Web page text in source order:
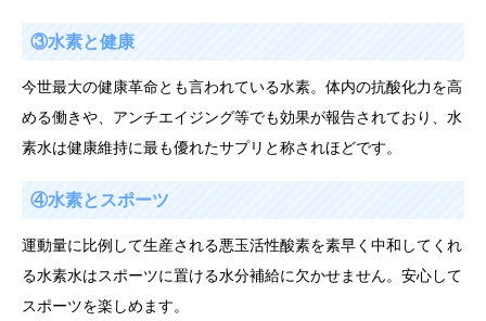
③水素と健康
今世最大の健康革命とも言われている水素。体内の抗酸化力を高
める働きや、アンチエイジング等でも効果が報告されており、水
素水は健康維持に最も優れたサプリと称されほどです。
④水素とスポーツ
運動量に比例して生産される悪玉活性酸素を素早く中和してくれ
る水素水はスポーツに置ける水分補給に欠かせません。安心して
スポーツを楽しめます。